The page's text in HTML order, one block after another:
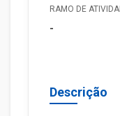
RAMO DE
-
Descrição